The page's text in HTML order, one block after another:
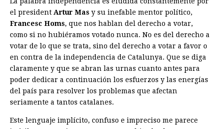
el president Artur Mas y su inefable mentor político,
Francesc Homs, que nos hablan del derecho a votar,
como si no hubiéramos votado nunca. No es del derecho a
votar de lo que se trata, sino del derecho a votar a favor o
en contra de la independencia de Catalunya. Que se diga
claramente y que se abran las urnas cuanto antes para
poder dedicar a continuación los esfuerzos y las energías
del país para resolver los problemas que afectan
seriamente a tantos catalanes.
Este lenguaje implícito, confuso e impreciso me parece